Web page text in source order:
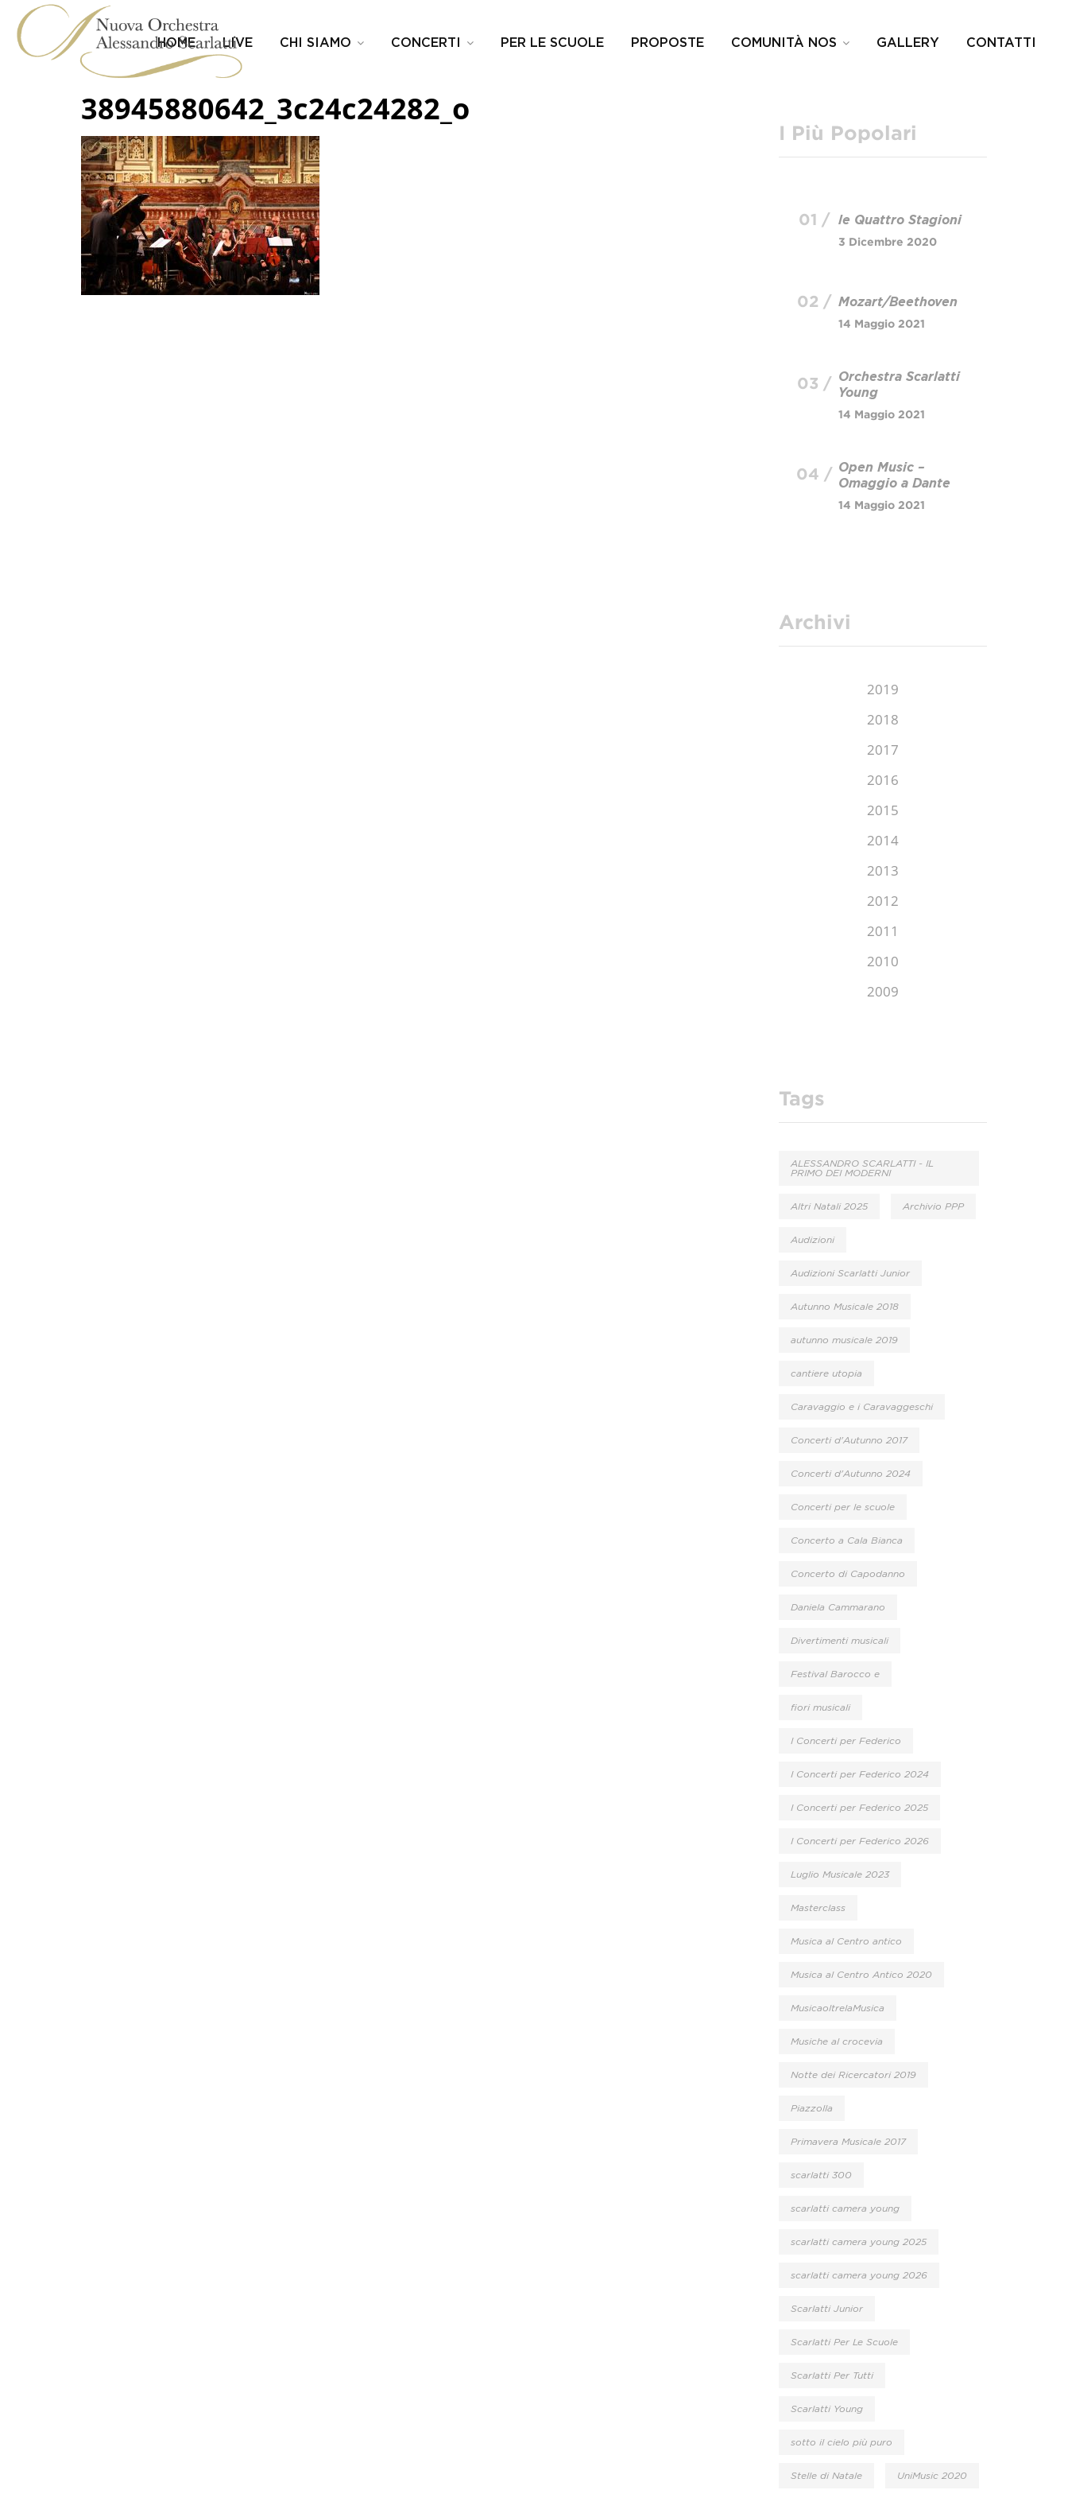
content
HOME LIVE CHI SIAMO CONCERTI PER LE SCUOLE PROPOSTE COMUNITÀ NOS GALLERY CONTATTI
38945880642_3c24c24282_o
I Più Popolari
01 /
le Quattro Stagioni
3 Dicembre 2020
02 / Mozart/Beethoven
14 Maggio 2021
03 / Orchestra Scarlatti
Young
14 Maggio 2021
04 / Open Music –
Omaggio a Dante
14 Maggio 2021
Archivi
2019
2018
2017
2016
2015
2014
2013
2012
2011
2010
2009
Tags
ALESSANDRO SCARLATTI - IL
PRIMO DEI MODERNI
Altri Natali 2025 Archivio PPP
Audizioni
Audizioni Scarlatti Junior
Autunno Musicale 2018
autunno musicale 2019
cantiere utopia
Caravaggio e i Caravaggeschi
Concerti d'Autunno 2017
Concerti d'Autunno 2024
Concerti per le scuole
Concerto a Cala Bianca
Concerto di Capodanno
Daniela Cammarano
Divertimenti musicali
Festival Barocco e
fiori musicali
I Concerti per Federico
I Concerti per Federico 2024
I Concerti per Federico 2025
I Concerti per Federico 2026
Luglio Musicale 2023
Masterclass
Musica al Centro antico
Musica al Centro Antico 2020
MusicaoltrelaMusica
Musiche al crocevia
Notte dei Ricercatori 2019
Piazzolla
Primavera Musicale 2017
scarlatti 300
scarlatti camera young
scarlatti camera young 2025
scarlatti camera young 2026
Scarlatti Junior
Scarlatti Per Le Scuole
Scarlatti Per Tutti
Scarlatti Young
sotto il cielo più puro
Stelle di Natale UniMusic 2020